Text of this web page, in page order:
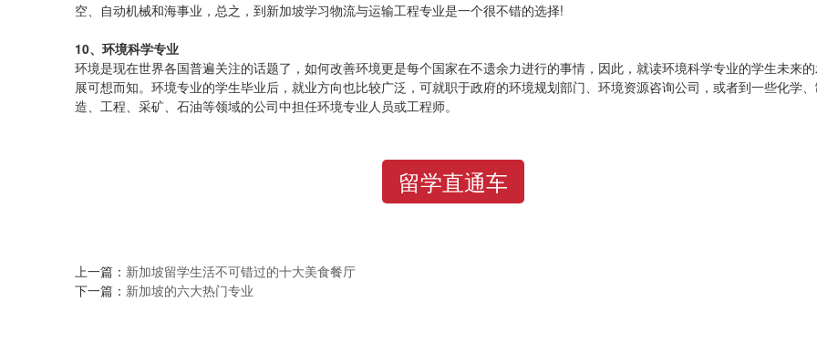
空、自动机械和海事业，总之，到新加坡学习物流与运输工程专业是一个很不错的选择!
10、环境科学专业
环境是现在世界各国普遍关注的话题了，如何改善环境更是每个国家在不遗余力进行的事情，因此，就读环境科学专业的学生未来
展可想而知。环境专业的学生毕业后，就业方向也比较广泛，可就职于政府的环境规划部门、环境资源咨询公司，或者到一些化学
造、工程、采矿、石油等领域的公司中担任环境专业人员或工程师。
留学直通车
上一篇： 新加坡留学生活不可错过的十大美食餐厅
下一篇： 新加坡的六大热门专业